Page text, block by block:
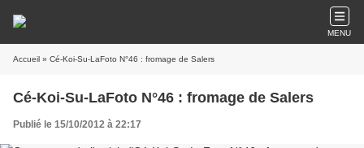
MENU
Accueil » Cé-Koi-Su-LaFoto N°46 : fromage de Salers
Cé-Koi-Su-LaFoto N°46 : fromage de Salers
Publié le 15/10/2012 à 22:17